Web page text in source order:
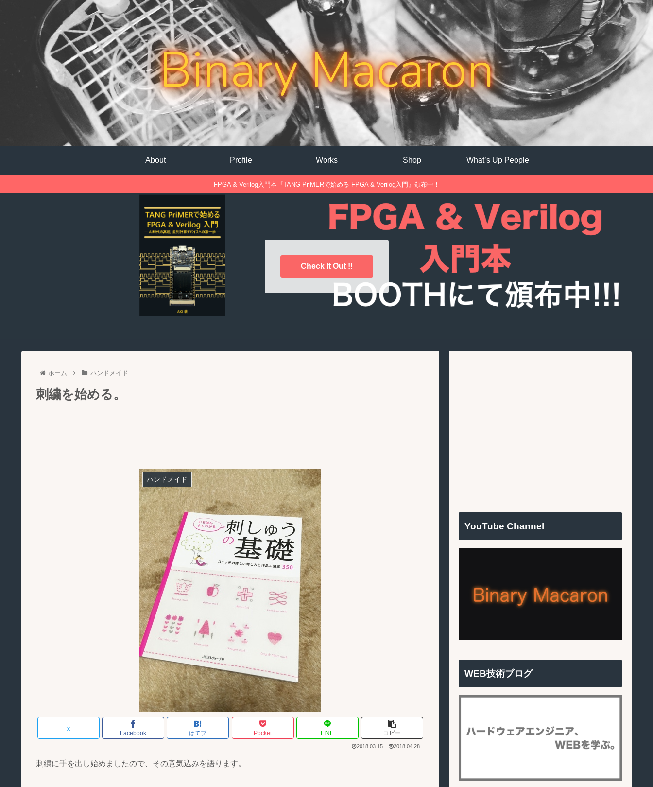
Binary Macaron
About Profile Works Shop What’s Up People
FPGA & Verilog入門本『TANG PriMERで始める FPGA & Verilog入門』頒布中！
Check It Out !!
ホーム ハンドメイド
刺繍を始める。
ハンドメイド
X
Facebook はてブ Pocket LINE コピー
2018.03.15 2018.04.28
刺繍に手を出し始めましたので、その意気込みを語ります。
YouTube Channel
WEB技術ブログ